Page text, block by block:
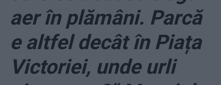
aer în plămâni. Parcă
e altfel decât în Piața
Victoriei, unde urli